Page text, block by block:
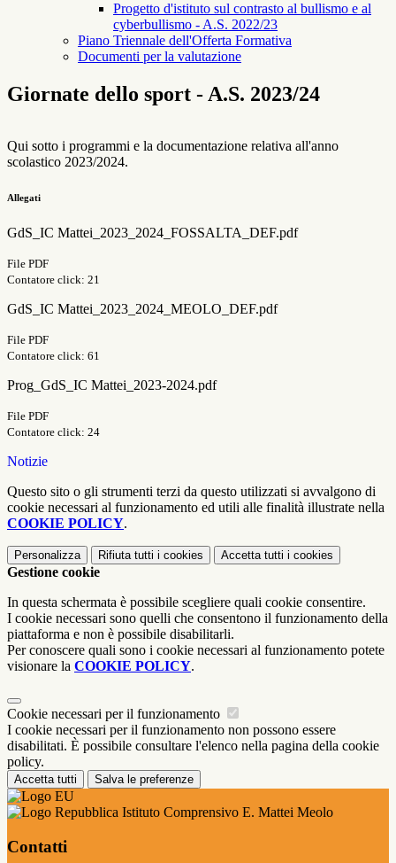
Progetto d'istituto sul contrasto al bullismo e al
cyberbullismo - A.S. 2022/23
Piano Triennale dell'Offerta Formativa
Documenti per la valutazione
Giornate dello sport - A.S. 2023/24
Qui sotto i programmi e la documentazione relativa all'anno
scolastico 2023/2024.
Allegati
GdS_IC Mattei_2023_2024_FOSSALTA_DEF.pdf
File PDF
Contatore click: 21
GdS_IC Mattei_2023_2024_MEOLO_DEF.pdf
File PDF
Contatore click: 61
Prog_GdS_IC Mattei_2023-2024.pdf
File PDF
Contatore click: 24
Notizie
Questo sito o gli strumenti terzi da questo utilizzati si avvalgono di
cookie necessari al funzionamento ed utili alle finalità illustrate nella
COOKIE POLICY.
Personalizza Rifiuta tutti i cookies Accetta tutti i cookies
Gestione cookie
In questa schermata è possibile scegliere quali cookie consentire.
I cookie necessari sono quelli che consentono il funzionamento della
piattaforma e non è possibile disabilitarli.
Per conoscere quali sono i cookie necessari al funzionamento potete
visionare la COOKIE POLICY.
Cookie necessari per il funzionamento
I cookie necessari per il funzionamento non possono essere
disabilitati. È possibile consultare l'elenco nella pagina della cookie
policy.
Accetta tutti Salva le preferenze
Istituto Comprensivo E. Mattei Meolo
Contatti